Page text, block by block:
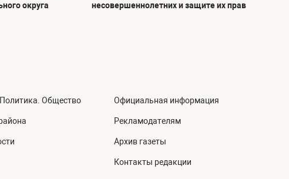
округа
несовершеннолетних и защите их прав
Общество Официальная информация
Рекламодателям
Архив газеты
Контакты редакции